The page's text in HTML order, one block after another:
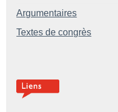
Argumentaires
Textes de congrès